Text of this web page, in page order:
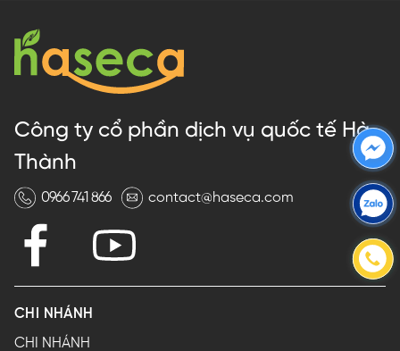
Công ty cổ phần dịch vụ quốc tế Hà
Thành
0966 741 866 contact@haseca.com
CHI NHÁNH
CHI NHÁNH